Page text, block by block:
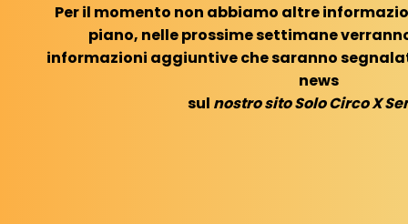
Per il momento non abbiamo altre
piano, nelle prossime settimane
informazioni aggiuntive che saranno
news
sul nostro sito Solo Circo X